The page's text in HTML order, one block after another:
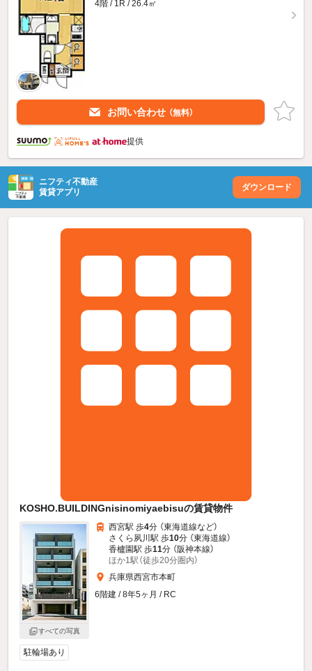
4階 / 1R / 26.4㎡
お問い合わせ （無料）
提供
ニフティ不動産
賃貸アプリ
ダウンロード
KOSHO.BUILDINGnisinomiyaebisuの賃貸物件
すべての写真
西宮駅 歩4分 （東海道線など）
さくら夙川駅 歩10分 （東海道線）
香櫨園駅 歩11分 （阪神本線）
ほか1駅（徒歩20分圏内）
兵庫県西宮市本町
6階建 / 8年5ヶ月 / RC
駐輪場あり